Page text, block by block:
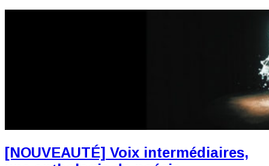
[NOUVEAUTÉ] Voix intermédiaires,